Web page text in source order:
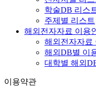
학술DB 리스
주제별 리스트
해외전자자료 이용
해외전자자료
해외DB별 이
대학별 해외
이용약관